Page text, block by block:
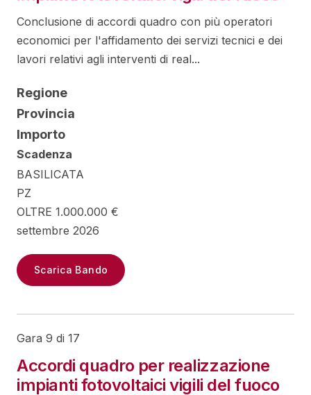
Conclusione di accordi quadro con più operatori
economici per l'affidamento dei servizi tecnici e dei
lavori relativi agli interventi di real...
Regione
Provincia
Importo
Scadenza
BASILICATA
PZ
OLTRE 1.000.000 €
settembre 2026
Scarica Bando
Gara 9 di 17
Accordi quadro per realizzazione
impianti fotovoltaici vigili del fuoco